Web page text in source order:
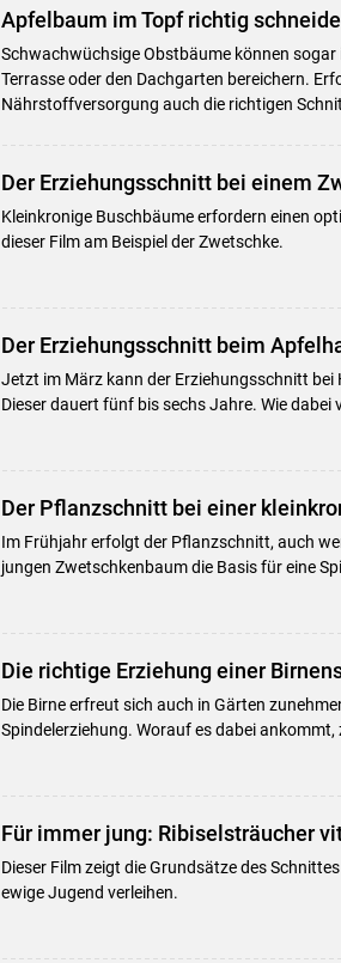
Apfelbaum im Topf richtig
Schwachwüchsige Obstbäume können
Terrasse oder den Dachgarten bereichern.
Nährstoffversorgung auch die richtigen
Der Erziehungsschnitt bei einem
Kleinkronige Buschbäume erfordern einen
dieser Film am Beispiel der Zwetschke.
Der Erziehungsschnitt beim
Jetzt im März kann der Erziehungsschnitt
Dieser dauert fünf bis sechs Jahre. Wie dabei
Der Pflanzschnitt bei einer
Im Frühjahr erfolgt der Pflanzschnitt, auch
jungen Zwetschkenbaum die Basis für eine
Die richtige Erziehung einer
Die Birne erfreut sich auch in Gärten
Spindelerziehung. Worauf es dabei ankommt,
Für immer jung: Ribiselsträucher
Dieser Film zeigt die Grundsätze des
ewige Jugend verleihen.